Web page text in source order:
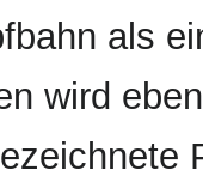
als
wird